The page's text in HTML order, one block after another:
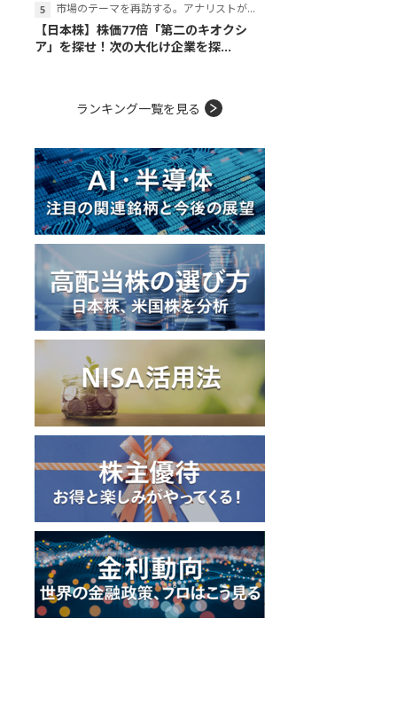
市場のテーマを再訪する。アナリストが読み解くテーマの本質
【日本株】株価77倍「第二のキオクシ
ア」を探せ！次の大化け企業を探...
ランキング一覧を見る